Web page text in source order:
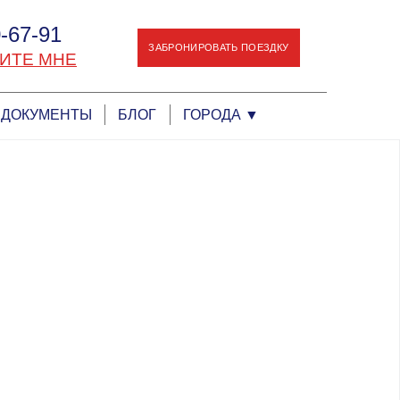
ЗАБРОНИРОВАТЬ ПОЕЗДКУ
67-91
МНЕ
ДОКУМЕНТЫ БЛОГ ГОРОДА ▼